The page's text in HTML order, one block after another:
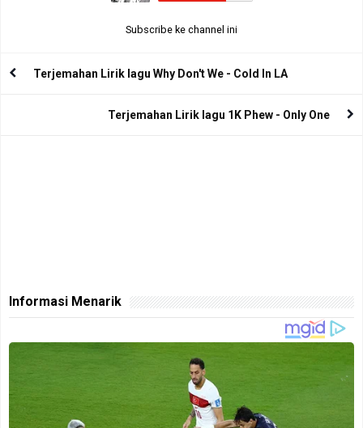
Subscribe ke channel ini
Terjemahan Lirik lagu Why Don't We - Cold In LA
Terjemahan Lirik lagu 1K Phew - Only One
Informasi Menarik